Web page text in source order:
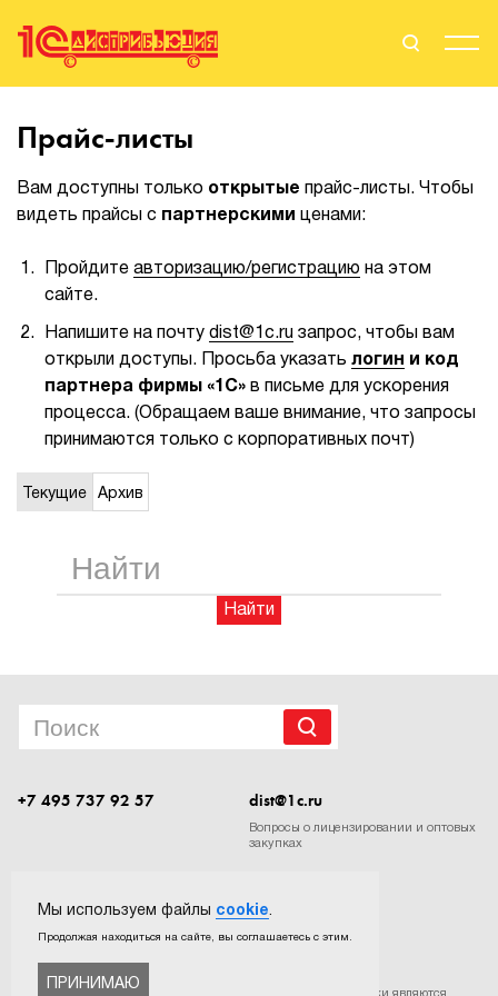
Поиск
Вендоры
Партнерам
События
Сервисы для партнеров
Прайс-листы
Вам доступны только открытые прайс-листы. Чтобы
видеть прайсы с партнерскими ценами:
Пройдите авторизацию/регистрацию на этом
сайте.
Напишите на почту dist@1c.ru запрос, чтобы вам
открыли доступы. Просьба указать логин
и код
партнера фирмы «1С» в письме для ускорения
процесса. (Обращаем ваше внимание, что запросы
принимаются только с корпоративных почт)
Текущие Архив
Найти
+7 495 737 92 57 dist@1c.ru
Вопросы о лицензировании и оптовых
закупках
. Все права защищены. Все торговые марки являются
Мы используем файлы cookie.
Продолжая находиться на сайте, вы соглашаетесь с этим.
ПРИНИМАЮ